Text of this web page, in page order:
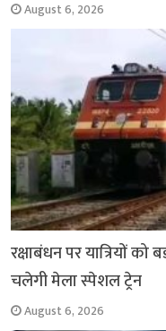
August 6, 2026
रक्षाबंधन पर यात्रियों
चलेगी मेला स्पेशल ट्रेन
August 6, 2026